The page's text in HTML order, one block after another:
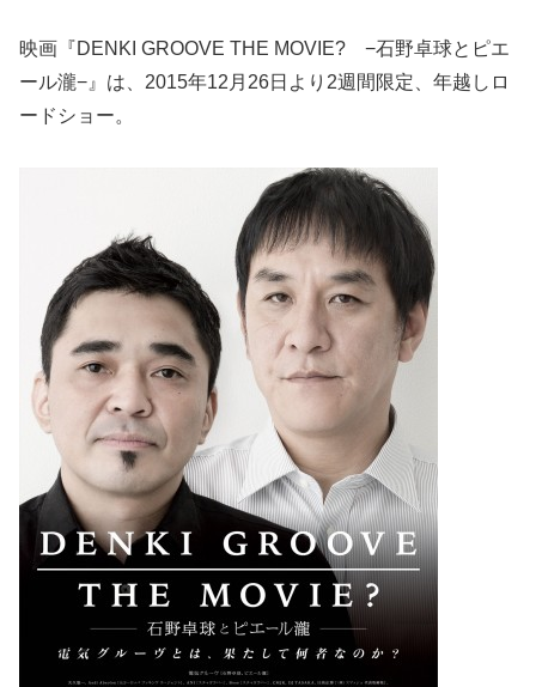
映画『DENKI GROOVE THE MOVIE? −石野卓球とピエ
ール瀧−』は、2015年12月26日より2週間限定、年越しロ
ードショー。